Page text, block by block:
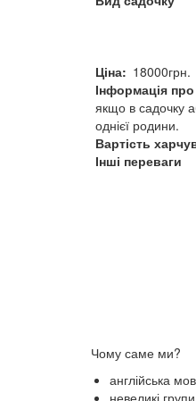
Ціна
18000грн.
Інформація
якщо в садочку
однієї родини.
Вартість
Інші переваги
Чому саме ми?
англійська
невеликі